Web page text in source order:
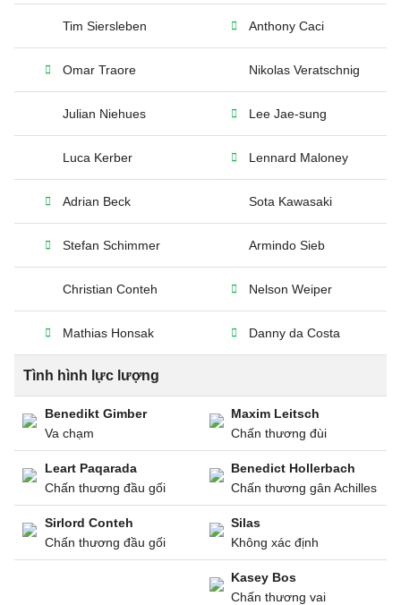
Tim Siersleben Anthony Caci
Omar Traore Nikolas Veratschnig
Julian Niehues Lee Jae-sung
Luca Kerber Lennard Maloney
Adrian Beck Sota Kawasaki
Stefan Schimmer Armindo Sieb
Christian Conteh Nelson Weiper
Mathias Honsak Danny da Costa
Tình hình lực lượng
Benedikt Gimber
Va chạm
Maxim Leitsch
Chấn thương đùi
Leart Paqarada
Chấn thương đầu gối
Benedict Hollerbach
Chấn thương gân Achilles
Sirlord Conteh
Chấn thương đầu gối
Silas
Không xác định
Kasey Bos
Chấn thương vai